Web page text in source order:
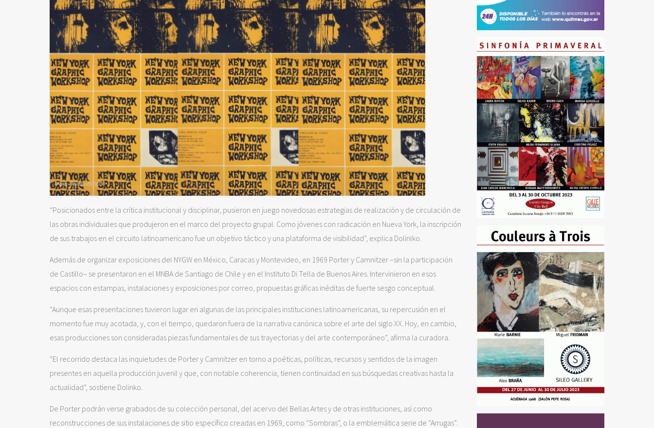
“Posicionados entre la crítica institucional y disciplinar, pusieron en juego novedosas estrategias de realización y de circulación de
las obras individuales que produjeron en el marco del proyecto grupal. Como jóvenes con radicación en Nueva York, la inscripción
de sus trabajos en el circuito latinoamericano fue un objetivo táctico y una plataforma de visibilidad”, explica Dolinlko.
Además de organizar exposiciones del NYGW en México, Caracas y Montevideo, en 1969 Porter y Camnitzer –sin la participación
de Castillo– se presentaron en el MNBA de Santiago de Chile y en el Instituto Di Tella de Buenos Aires. Intervinieron en esos
espacios con estampas, instalaciones y exposiciones por correo, propuestas gráficas inéditas de fuerte sesgo conceptual.
“Aunque esas presentaciones tuvieron lugar en algunas de las principales instituciones latinoamericanas, su repercusión en el
momento fue muy acotada, y, con el tiempo, quedaron fuera de la narrativa canónica sobre el arte del siglo XX. Hoy, en cambio,
esas producciones son consideradas piezas fundamentales de sus trayectorias y del arte contemporáneo”, afirma la curadora.
“El recorrido destaca las inquietudes de Porter y Camnitzer en torno a poéticas, políticas, recursos y sentidos de la imagen
presentes en aquella producción juvenil y que, con notable coherencia, tienen continuidad en sus búsquedas creativas hasta la
actualidad”, sostiene Dolinko.
De Porter podrán verse grabados de su colección personal, del acervo del Bellas Artes y de otras instituciones, así como
reconstrucciones de sus instalaciones de sitio específico creadas en 1969, como “Sombras”, o la emblemática serie de “Arrugas”.